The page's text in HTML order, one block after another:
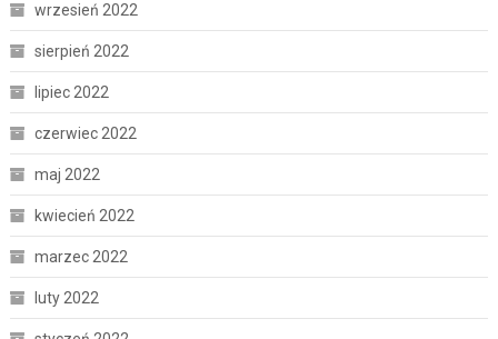
wrzesień 2022
sierpień 2022
lipiec 2022
czerwiec 2022
maj 2022
kwiecień 2022
marzec 2022
luty 2022